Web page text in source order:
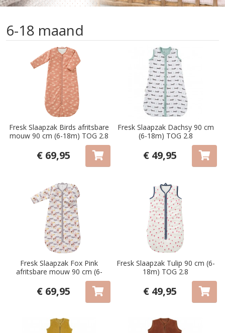
6-18 maand
Fresk Slaapzak Birds afritsbare
mouw 90 cm (6-18m) TOG 2.8
€ 69,95
Fresk Slaapzak Dachsy 90 cm
(6-18m) TOG 2.8
€ 49,95
Fresk Slaapzak Fox Pink
afritsbare mouw 90 cm (6-
€ 69,95
Fresk Slaapzak Tulip 90 cm (6-
18m) TOG 2.8
€ 49,95